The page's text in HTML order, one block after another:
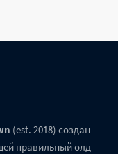
(est. 2018) создан
правильный олд-